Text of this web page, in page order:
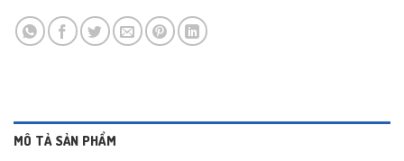
MÔ TẢ SẢN PHẨM